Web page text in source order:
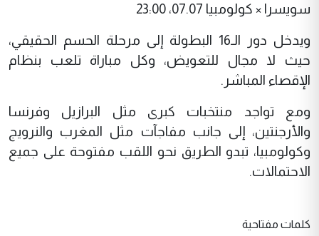
سويسرا × كولومبيا 07.07، 23:00
ويدخل دور الـ16 البطولة إلى مرحلة الحسم الحقيقي،
حيث لا مجال للتعويض، وكل مباراة تلعب بنظام
الإقصاء المباشر.
ومع تواجد منتخبات كبرى مثل البرازيل وفرنسا
والأرجنتين، إلى جانب مفاجآت مثل المغرب والنرويج
وكولومبيا، تبدو الطريق نحو اللقب مفتوحة على جميع
الاحتمالات.
كلمات مفتاحية